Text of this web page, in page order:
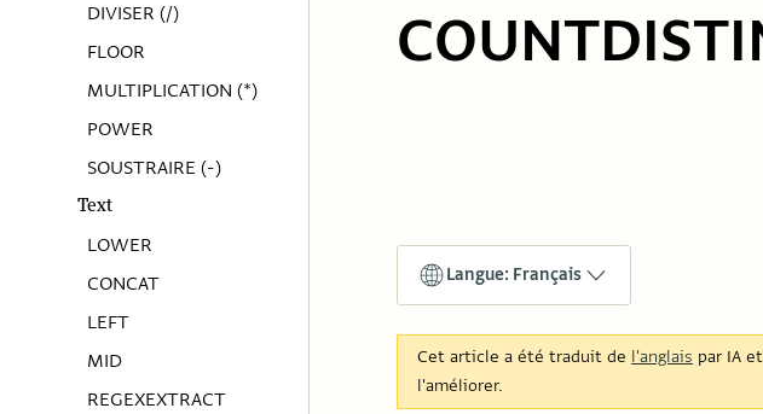
DIVISER (/)
FLOOR
MULTIPLICATION (*)
POWER
SOUSTRAIRE (-)
Text
LOWER
CONCAT
LEFT
MID
REGEXEXTRACT
Langue: Français
Cet article a été traduit de l'anglais par IA
l'améliorer.